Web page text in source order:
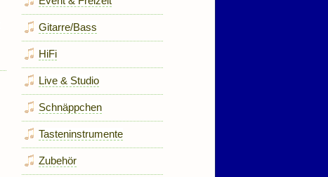
Gitarre/Bass
HiFi
Live & Studio
Schnäppchen
Tasteninstrumente
Zubehör